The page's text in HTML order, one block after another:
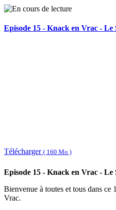
Episode 15 - Knack en Vrac - Le
Télécharger ( 160 Mo )
Episode 15 - Knack en Vrac - Le
Bienvenue à toutes et tous dans ce
Vrac.